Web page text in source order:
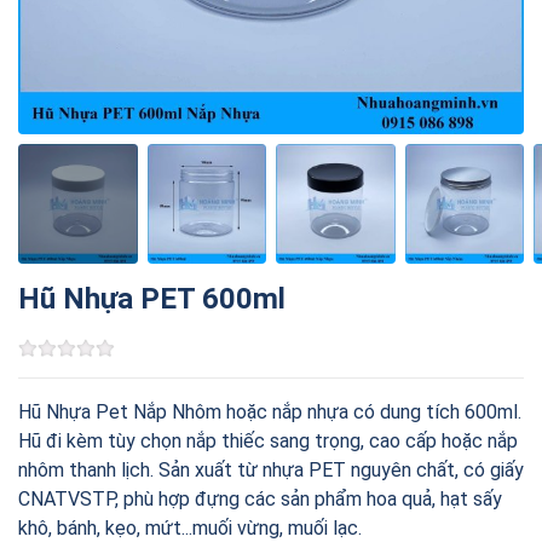
Hũ Nhựa PET 600ml
Hũ Nhựa Pet Nắp Nhôm hoặc nắp nhựa có dung tích 600ml.
Hũ đi kèm tùy chọn nắp thiếc sang trọng, cao cấp hoặc nắp
nhôm thanh lịch. Sản xuất từ nhựa PET nguyên chất, có giấy
CNATVSTP, phù hợp đựng các sản phẩm hoa quả, hạt sấy
khô, bánh, kẹo, mứt...muối vừng, muối lạc.